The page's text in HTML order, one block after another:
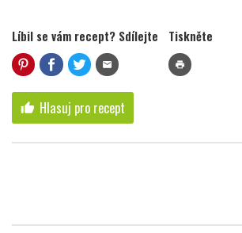
Líbil se vám recept? Sdílejte
mail
Tiskněte
print
thumb_up Hlasuj pro recept